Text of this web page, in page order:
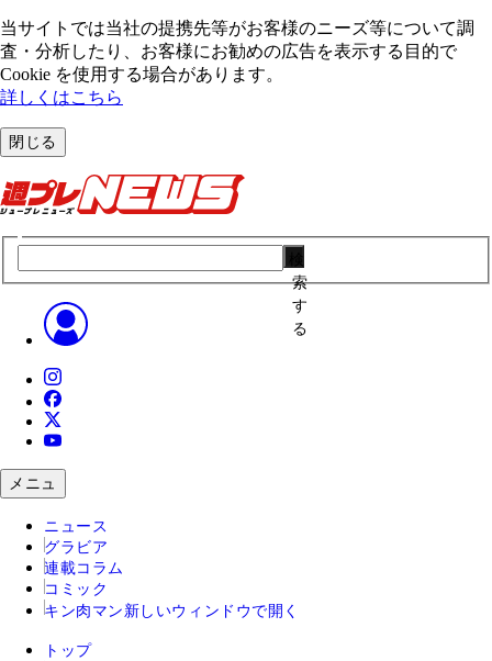
当サイトでは当社の提携先等がお客様のニーズ等について調
査・分析したり、お客様にお勧めの広告を表⽰する⽬的で
Cookie を使⽤する場合があります。
詳しくはこちら
閉じる
索
す
る
メニュ
ニュース
グラビア
連載コラム
コミック
キン肉マン 新しいウィンドウで開く
トップ